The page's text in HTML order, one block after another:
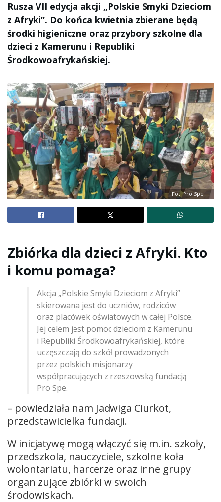
Rusza VII edycja akcji „Polskie Smyki Dzieciom
z Afryki”. Do końca kwietnia zbierane będą
środki higieniczne oraz przybory szkolne dla
dzieci z Kamerunu i Republiki
Środkowoafrykańskiej.
Fot. Pro Spe
Zbiórka dla dzieci z Afryki. Kto
i komu pomaga?
Akcja „Polskie Smyki Dzieciom z Afryki”
skierowana jest do uczniów, rodziców
oraz placówek oświatowych w całej Polsce.
Jej celem jest pomoc dzieciom z Kamerunu
i Republiki Środkowoafrykańskiej, które
uczęszczają do szkół prowadzonych
przez polskich misjonarzy
współpracujących z rzeszowską fundacją
Pro Spe.
– powiedziała nam Jadwiga Ciurkot,
przedstawicielka fundacji.
W inicjatywę mogą włączyć się m.in. szkoły,
przedszkola, nauczyciele, szkolne koła
wolontariatu, harcerze oraz inne grupy
organizujące zbiórki w swoich
środowiskach.